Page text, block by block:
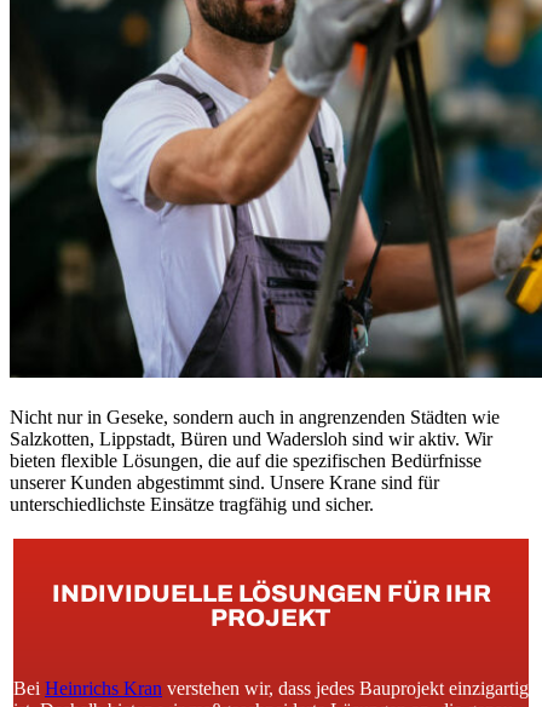
Nicht nur in Geseke, sondern auch in angrenzenden Städten wie
Salzkotten, Lippstadt, Büren und Wadersloh sind wir aktiv. Wir
bieten flexible Lösungen, die auf die spezifischen Bedürfnisse
unserer Kunden abgestimmt sind. Unsere Krane sind für
unterschiedlichste Einsätze tragfähig und sicher.
INDIVIDUELLE LÖSUNGEN FÜR IHR
PROJEKT
Bei Heinrichs Kran verstehen wir, dass jedes Bauprojekt einzigartig